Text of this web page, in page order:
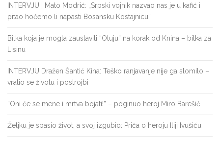
INTERVJU | Mato Modrić: „Srpski vojnik nazvao nas je u kafić i
pitao hoćemo li napasti Bosansku Kostajnicu“
Bitka koja je mogla zaustaviti “Oluju” na korak od Knina – bitka za
Lisinu
INTERVJU Dražen Šantić Kina: Teško ranjavanje nije ga slomilo –
vratio se životu i postrojbi
“Oni će se mene i mrtva bojati!” – poginuo heroj Miro Barešić
Željku je spasio život, a svoj izgubio: Priča o heroju Iliji Ivušiću